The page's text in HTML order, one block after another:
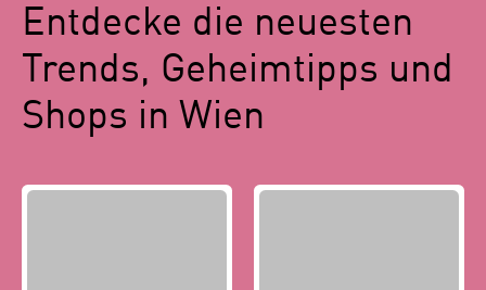
Entdecke die neuesten
Trends, Geheimtipps und
Shops in Wien